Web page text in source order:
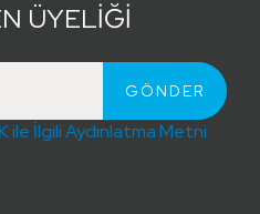
ÜYELİĞİ
ile İlgili Aydınlatma Metni